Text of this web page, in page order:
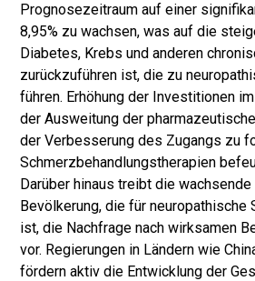
Prognosezeitraum auf einer
8,95% zu wachsen, was auf die
Diabetes, Krebs und anderen
zurückzuführen ist, die zu
führen. Erhöhung der Investitionen
der Ausweitung der
der Verbesserung des Zugangs zu
Schmerzbehandlungstherapien
Darüber hinaus treibt die
Bevölkerung, die für neuropathische
ist, die Nachfrage nach wirksamen
vor. Regierungen in Ländern wie
fördern aktiv die Entwicklung der